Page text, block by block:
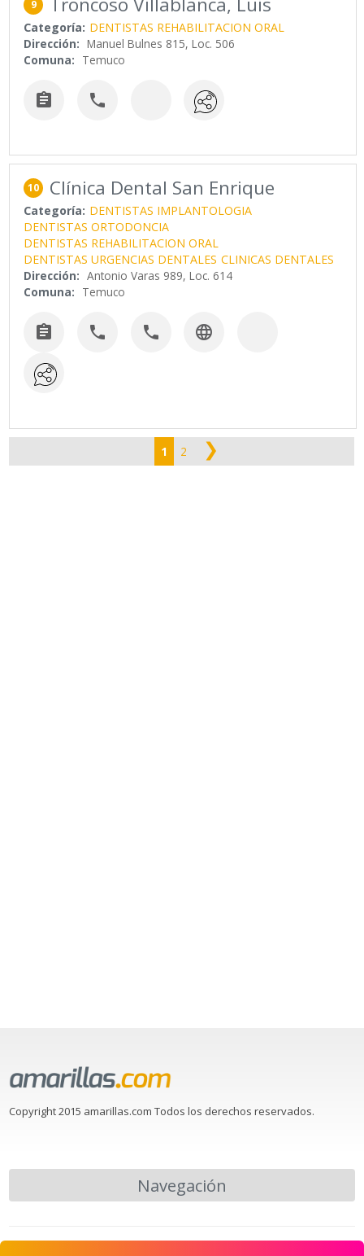
9
Categoría: DENTISTAS REHABILITACION ORAL
Dirección: Manuel Bulnes 815, Loc. 506
Comuna: Temuco
 
10 Clínica Dental San Enrique
Categoría: DENTISTAS IMPLANTOLOGIA
DENTISTAS ORTODONCIA
DENTISTAS REHABILITACION ORAL
DENTISTAS URGENCIAS DENTALES CLINICAS DENTALES
Dirección: Antonio Varas 989, Loc. 614
Comuna: Temuco
   
1 2 ❯
Copyright 2015 amarillas.com Todos los derechos reservados.
Navegación